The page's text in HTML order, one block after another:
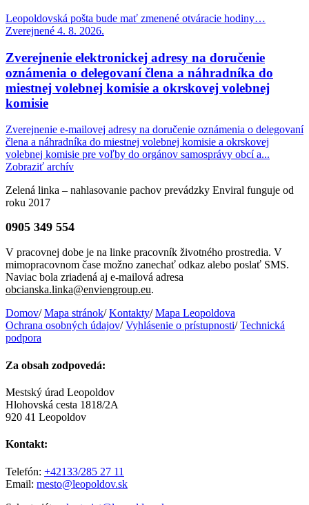
Leopoldovská pošta bude mať zmenené otváracie hodiny…
Zverejnené 4. 8. 2026.
Zverejnenie elektronickej adresy na doručenie
oznámenia o delegovaní člena a náhradníka do
miestnej volebnej komisie a okrskovej volebnej
komisie
Zverejnenie e-mailovej adresy na doručenie oznámenia o delegovaní
člena a náhradníka do miestnej volebnej komisie a okrskovej
volebnej komisie pre voľby do orgánov samosprávy obcí a...
Zobraziť archív
Zelená linka – nahlasovanie pachov prevádzky Enviral funguje od
roku 2017
0905 349 554
V pracovnej dobe je na linke pracovník životného prostredia. V
mimopracovnom čase možno zanechať odkaz alebo poslať SMS.
Naviac bola zriadená aj e-mailová adresa
obcianska.linka@enviengroup.eu.
Domov/ Mapa stránok/ Kontakty/ Mapa Leopoldova
Ochrana osobných údajov/ Vyhlásenie o prístupnosti/ Technická
podpora
Za obsah zodpovedá:
Mestský úrad Leopoldov
Hlohovská cesta 1818/2A
920 41 Leopoldov
Kontakt:
Telefón: +42133/285 27 11
Email: mesto@leopoldov.sk